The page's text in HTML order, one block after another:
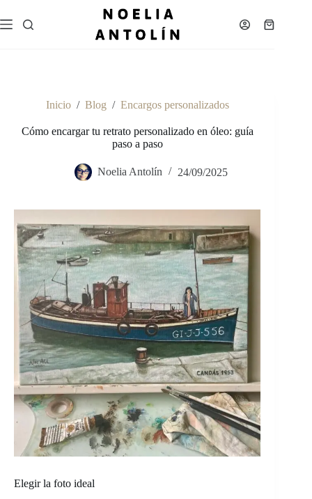
al
contenido
Carro
Inicio / Blog / Encargos personalizados
Cómo encargar tu retrato personalizado en óleo: guía
paso a paso
Noelia Antolín 24/09/2025
Elegir la foto ideal